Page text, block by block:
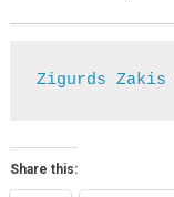
Zigurds Zakis
Share this: